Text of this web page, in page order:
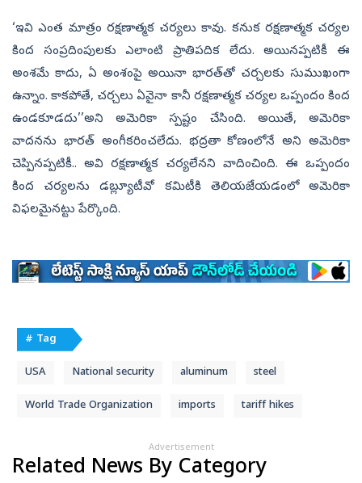
‘ఇవి ఎంత మాత్రం రక్షణాత్మక చర్యలు కావు. కనుక రక్షణాత్మక చర్యల
కింద సంప్రదింపులకు ఎలాంటి ప్రాతిపదిక లేదు. అయినప్పటికీ ఈ
అంశమే కాదు, ఏ అంశంపై అయినా భారత్‌తో చర్చలకు సుముఖంగా
ఉన్నాం. కాకపోతే, చర్చలు ఏవైనా కానీ రక్షణాత్మక చర్యల ఒప్పందం కింద
ఉండకూడదు’’అని అమెరికా స్పష్టం చేసింది. అయితే, అమెరికా
వాదనను భారత్‌ అంగీకరించలేదు. భద్రతా కోణంలోనే అని అమెరికా
చెప్పినప్పటికీ.. అవి రక్షణాత్మక చర్యలేనని వాదించింది. ఈ ఒప్పందం
కింద చర్యలను డబ్ల్యూటీవో కమిటీకి తెలియజేయడంలో అమెరికా
విఫలమైనట్టు పేర్కొంది.
# Tag
USA National security aluminum steel
World Trade Organization imports tariff hikes
Advertisement
Related News By Category